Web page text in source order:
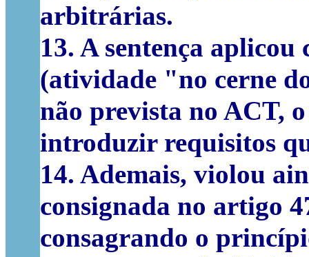
arbitrárias.
13. A sentença
(atividade "no cerne
não prevista no ACT,
introduzir requisitos
14. Ademais, violou
consignada no artigo
consagrando o